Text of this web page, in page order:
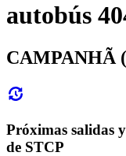
autobús
CAMPANHÃ
Próximas salidas
de STCP